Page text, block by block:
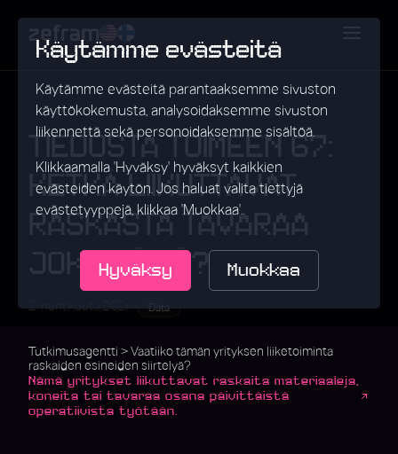
Käytämme evästeitä
Käytämme evästeitä parantaaksemme sivuston
käyttökokemusta, analysoidaksemme sivuston
liikennettä sekä personoidaksemme sisältöä.
Klikkaamalla 'Hyväksy' hyväksyt kaikkien
evästeiden käytön. Jos haluat valita tiettyjä
evästetyyppejä, klikkaa 'Muokkaa'.
Hyväksy Muokkaa
TIEDOSTA TOIMEEN 67:
KETKÄ LIIKUTTAVAT
RASKASTA TAVARAA
JOKA PÄIVÄ?
2. huhtikuuta 2026• Data
Tutkimusagentti > Vaatiiko tämän yrityksen liiketoiminta
raskaiden esineiden siirtelyä?
Nämä yritykset liikuttavat raskaita materiaaleja,
koneita tai tavaraa osana päivittäistä
operatiivista työtään.